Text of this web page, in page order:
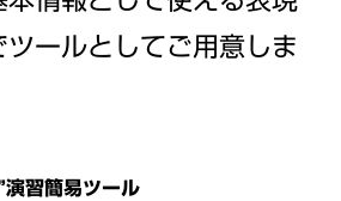
ールとしてご用意しま
習簡易ツール